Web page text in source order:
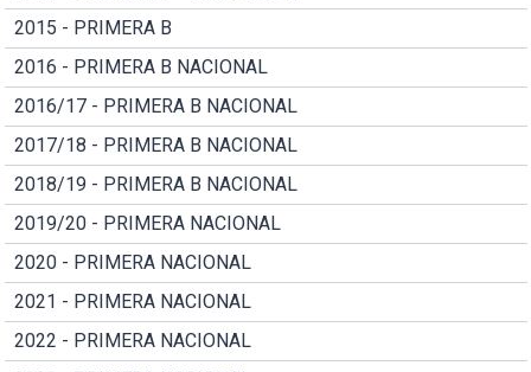
2015 - PRIMERA B
2016 - PRIMERA B NACIONAL
2016/17 - PRIMERA B NACIONAL
2017/18 - PRIMERA B NACIONAL
2018/19 - PRIMERA B NACIONAL
2019/20 - PRIMERA NACIONAL
2020 - PRIMERA NACIONAL
2021 - PRIMERA NACIONAL
2022 - PRIMERA NACIONAL